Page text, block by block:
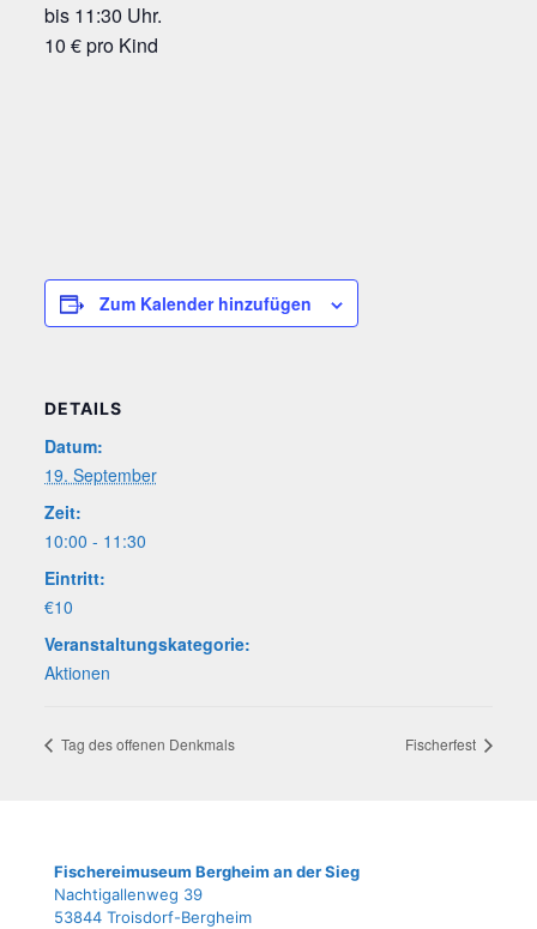
bis 11:30 Uhr.
10 € pro Kind
Zum Kalender hinzufügen
DETAILS
Datum:
19. September
Zeit:
10:00 - 11:30
Eintritt:
€10
Veranstaltungskategorie:
Aktionen
Tag des offe­nen Denkmals Fischer­fest
Fische­rei­mu­se­um Berg­heim an der Sieg
Nach­ti­gal­len­weg 39
53844 Troisdorf-Bergheim